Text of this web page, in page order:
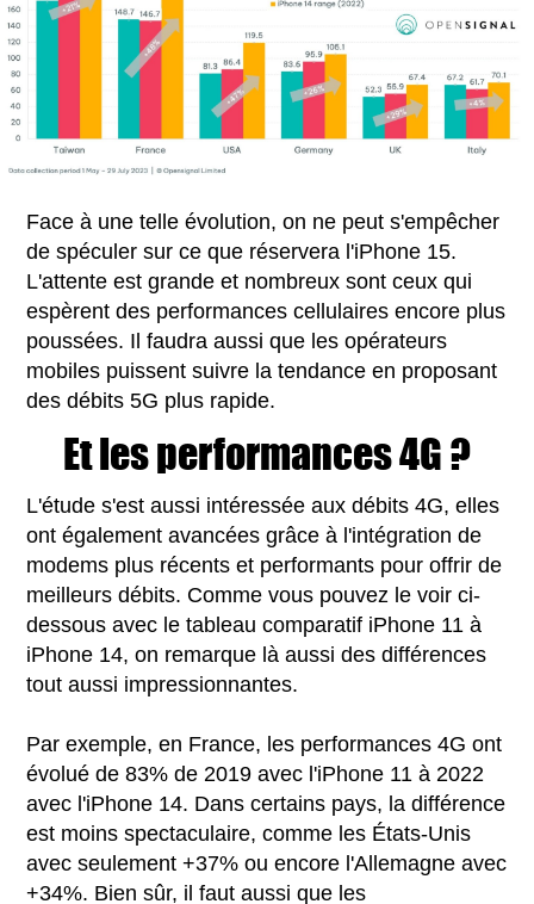
Face à une telle évolution, on ne peut s'empêcher
de spéculer sur ce que réservera l'iPhone 15.
L'attente est grande et nombreux sont ceux qui
espèrent des performances cellulaires encore plus
poussées. Il faudra aussi que les opérateurs
mobiles puissent suivre la tendance en proposant
des débits 5G plus rapide.
Et les performances 4G ?
L'étude s'est aussi intéressée aux débits 4G, elles
ont également avancées grâce à l'intégration de
modems plus récents et performants pour offrir de
meilleurs débits. Comme vous pouvez le voir ci-
dessous avec le tableau comparatif iPhone 11 à
iPhone 14, on remarque là aussi des différences
tout aussi impressionnantes.
Par exemple, en France, les performances 4G ont
évolué de 83% de 2019 avec l'iPhone 11 à 2022
avec l'iPhone 14. Dans certains pays, la différence
est moins spectaculaire, comme les États-Unis
avec seulement +37% ou encore l'Allemagne avec
+34%. Bien sûr, il faut aussi que les